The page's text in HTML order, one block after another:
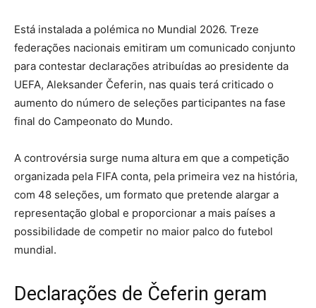
Está instalada a polémica no Mundial 2026. Treze
federações nacionais emitiram um comunicado conjunto
para contestar declarações atribuídas ao presidente da
UEFA, Aleksander Čeferin, nas quais terá criticado o
aumento do número de seleções participantes na fase
final do Campeonato do Mundo.
A controvérsia surge numa altura em que a competição
organizada pela FIFA conta, pela primeira vez na história,
com 48 seleções, um formato que pretende alargar a
representação global e proporcionar a mais países a
possibilidade de competir no maior palco do futebol
mundial.
Declarações de Čeferin geram